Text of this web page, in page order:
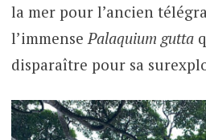
la mer pour l’ancien
l’immense Palaquium gutta
disparaître pour sa